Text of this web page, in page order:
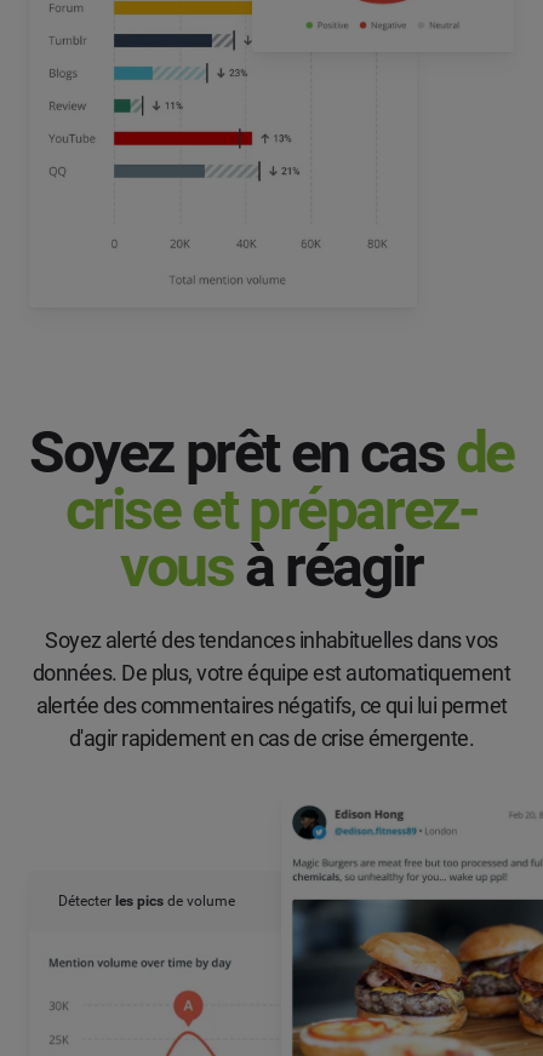
Soyez prêt en casde
crise et préparez-
vousà réagir
Soyez alerté des tendances inhabituelles dans vos
données. De plus, votre équipe est automatiquement
alertée des commentaires négatifs, ce qui lui permet
d'agir rapidement en cas de crise émergente.
Détecter les pics de volume